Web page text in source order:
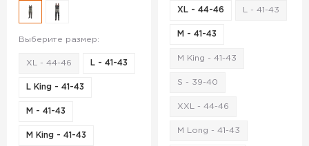
Выберите размер:
XL - 44-46 L - 41-43
L King - 41-43
M - 41-43
M King - 41-43
XL - 44-46 L - 41-43
M - 41-43
M King - 41-43
S - 39-40
XXL - 44-46
M Long - 41-43